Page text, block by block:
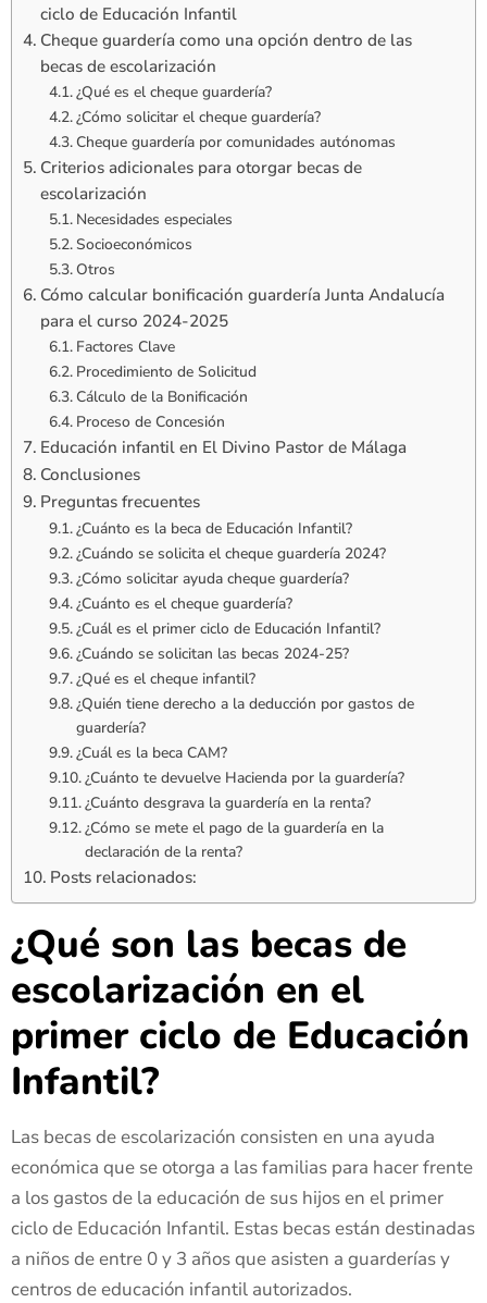
ciclo de Educación Infantil
Cheque guardería como una opción dentro de las
becas de escolarización
¿Qué es el cheque guardería?
¿Cómo solicitar el cheque guardería?
Cheque guardería por comunidades autónomas
Criterios adicionales para otorgar becas de
escolarización
Necesidades especiales
Socioeconómicos
Otros
Cómo calcular bonificación guardería Junta Andalucía
para el curso 2024-2025
Factores Clave
Procedimiento de Solicitud
Cálculo de la Bonificación
Proceso de Concesión
Educación infantil en El Divino Pastor de Málaga
Conclusiones
Preguntas frecuentes
¿Cuánto es la beca de Educación Infantil?
¿Cuándo se solicita el cheque guardería 2024?
¿Cómo solicitar ayuda cheque guardería?
¿Cuánto es el cheque guardería?
¿Cuál es el primer ciclo de Educación Infantil?
¿Cuándo se solicitan las becas 2024-25?
¿Qué es el cheque infantil?
¿Quién tiene derecho a la deducción por gastos de
guardería?
¿Cuál es la beca CAM?
¿Cuánto te devuelve Hacienda por la guardería?
¿Cuánto desgrava la guardería en la renta?
¿Cómo se mete el pago de la guardería en la
declaración de la renta?
Posts relacionados:
¿Qué son las becas de
escolarización en el
primer ciclo de Educación
Infantil?
Las becas de escolarización consisten en una ayuda
económica que se otorga a las familias para hacer frente
a los gastos de la educación de sus hijos en el primer
ciclo de Educación Infantil. Estas becas están destinadas
a niños de entre 0 y 3 años que asisten a guarderías y
centros de educación infantil autorizados.